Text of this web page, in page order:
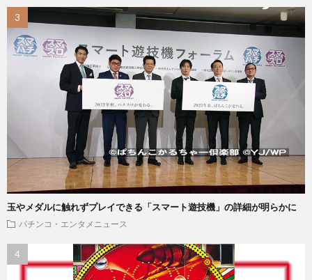
玉やメダルに触れずプレイできる「スマート遊技機」の詳細が明らかに
パチンコ・エンタメニュース